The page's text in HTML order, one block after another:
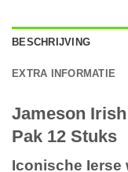
BESCHRIJVING
EXTRA INFORMATIE
Jameson
Pak 12 Stuks
Iconische Ierse